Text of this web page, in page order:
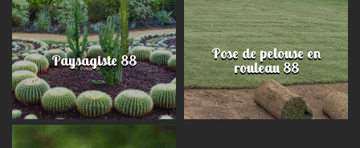
Paysagiste 88 Pose de pelouse en
rouleau 88